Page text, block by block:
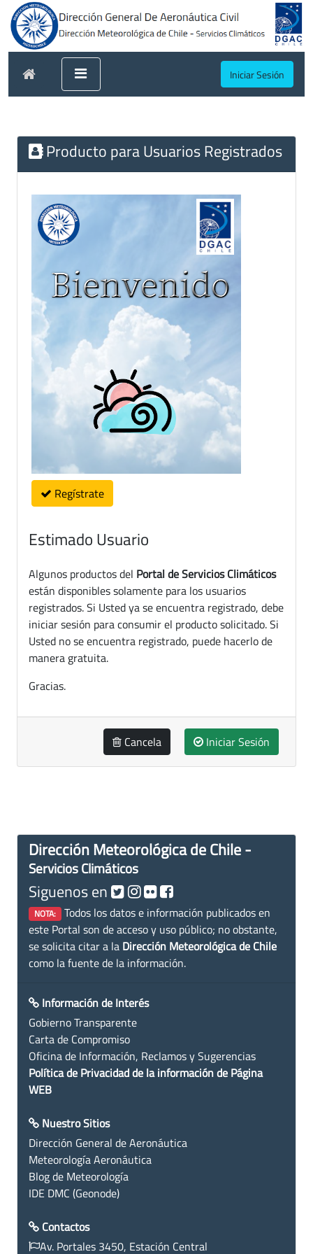
Iniciar Sesión
Producto para Usuarios Registrados
Regístrate
Estimado Usuario
Algunos productos del Portal de Servicios Climáticos
están disponibles solamente para los usuarios
registrados. Si Usted ya se encuentra registrado, debe
iniciar sesión para consumir el producto solicitado. Si
Usted no se encuentra registrado, puede hacerlo de
manera gratuita.
Gracias.
Cancela Iniciar Sesión
Dirección Meteorológica de Chile -
Servicios Climáticos
Siguenos en
NOTA: Todos los datos e información publicados en
este Portal son de acceso y uso público; no obstante,
se solicita citar a la Dirección Meteorológica de Chile
como la fuente de la información.
Información de Interés
Gobierno Transparente
Carta de Compromiso
Oficina de Información, Reclamos y Sugerencias
Política de Privacidad de la información de Página
WEB
Nuestro Sitios
Dirección General de Aeronáutica
Meteorología Aeronáutica
Blog de Meteorología
IDE DMC (Geonode)
Contactos
Av. Portales 3450, Estación Central